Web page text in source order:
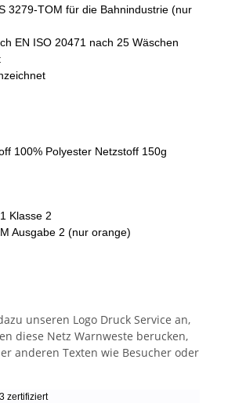
3279-TOM für die Bahnindustrie (nur
EN ISO 20471 nach 25 Wäschen
100% Polyester Netzstoff 150g
Klasse 2
Ausgabe 2 (nur orange)
unseren Logo Druck Service an,
diese Netz Warnweste berucken,
anderen Texten wie Besucher oder
zertifiziert